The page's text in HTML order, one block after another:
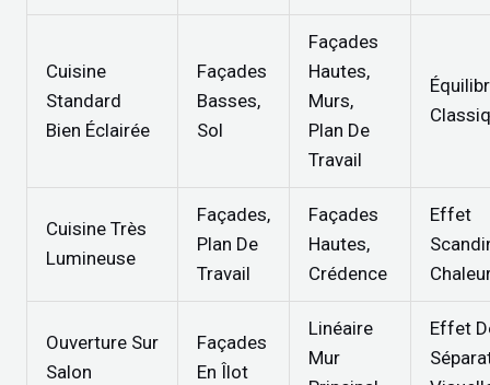
Cuisine
Standard
Bien Éclairée
Façades
Basses,
Sol
Façades
Hautes,
Murs,
Plan De
Travail
Cuisine Très
Lumineuse
Façades,
Plan De
Travail
Façades
Hautes,
Crédence
Effet
Ouverture Sur
Salon
Façades
En Îlot
Linéaire
Mur
Effet